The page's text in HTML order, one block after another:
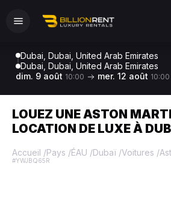
Dubai, Dubai, United Arab Emirates
Dubai, Dubai, United Arab Emirates
dim. 9 août 10:00 mer. 12 août 10:00
LOUEZ UNE ASTON
LOCATION DE LUXE À
Accueil /Pays /ÉAU /Dubaï /Voitures /
#YWJBQ65R